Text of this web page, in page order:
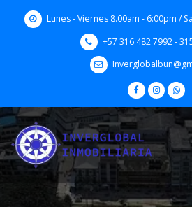
Lunes - Viernes 8.00am - 6:00pm /
+57 316 482 7992 -